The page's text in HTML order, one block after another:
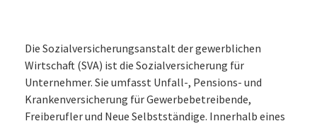
Die Sozialversicherungsanstalt der gewerblichen
Wirtschaft (SVA) ist die Sozialversicherung für
Unternehmer. Sie umfasst Unfall-, Pensions- und
Krankenversicherung für Gewerbebetreibende,
Freiberufler und Neue Selbstständige. Innerhalb eines